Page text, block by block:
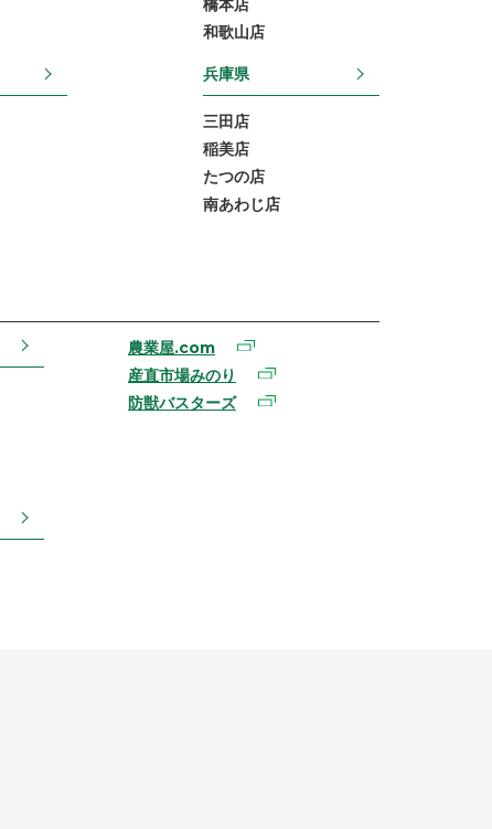
橋本店
和歌山店
兵庫県
三田店
稲美店
たつの店
南あわじ店
農業屋.com
産直市場みのり
防獣バスターズ